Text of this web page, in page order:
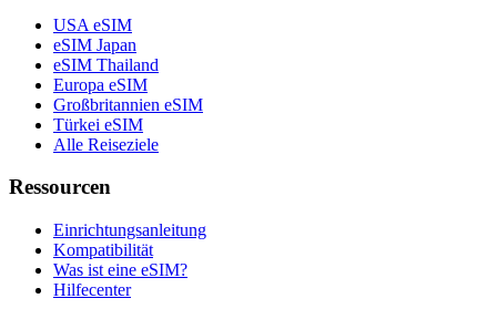
USA eSIM
eSIM Japan
eSIM Thailand
Europa eSIM
Großbritannien eSIM
Türkei eSIM
Alle Reiseziele
Ressourcen
Einrichtungsanleitung
Kompatibilität
Was ist eine eSIM?
Hilfecenter